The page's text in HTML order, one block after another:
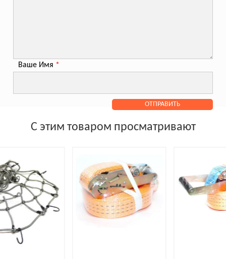
Ваше Имя *
С этим товаром просматривают